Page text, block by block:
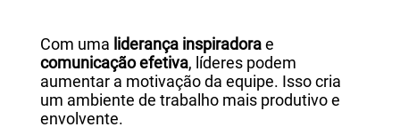
Com uma liderança inspiradorae
comunicação efetiva, líderes podem
aumentar a motivação da equipe. Isso cria
um ambiente de trabalho mais produtivo e
envolvente.